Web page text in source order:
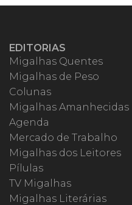
EDITORIAS
Migalhas Quentes
Migalhas de Peso
Colunas
Migalhas Amanhecidas
Agenda
Mercado de Trabalho
Migalhas dos Leitores
Pílulas
TV Migalhas
Migalhas Literárias